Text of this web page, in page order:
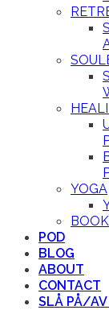
YOGA
POD
BLOG
ABOUT
CONTACT
SLÅ PÅ/AV